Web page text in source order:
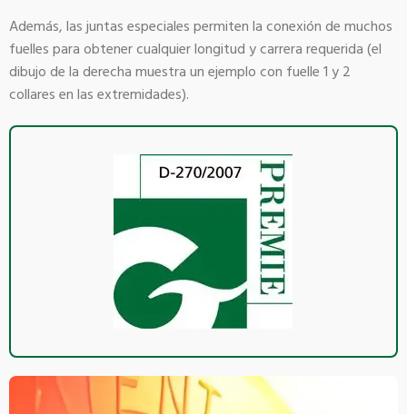
Además, las juntas especiales permiten la conexión de muchos
fuelles para obtener cualquier longitud y carrera requerida (el
dibujo de la derecha muestra un ejemplo con fuelle 1 y 2
collares en las extremidades).